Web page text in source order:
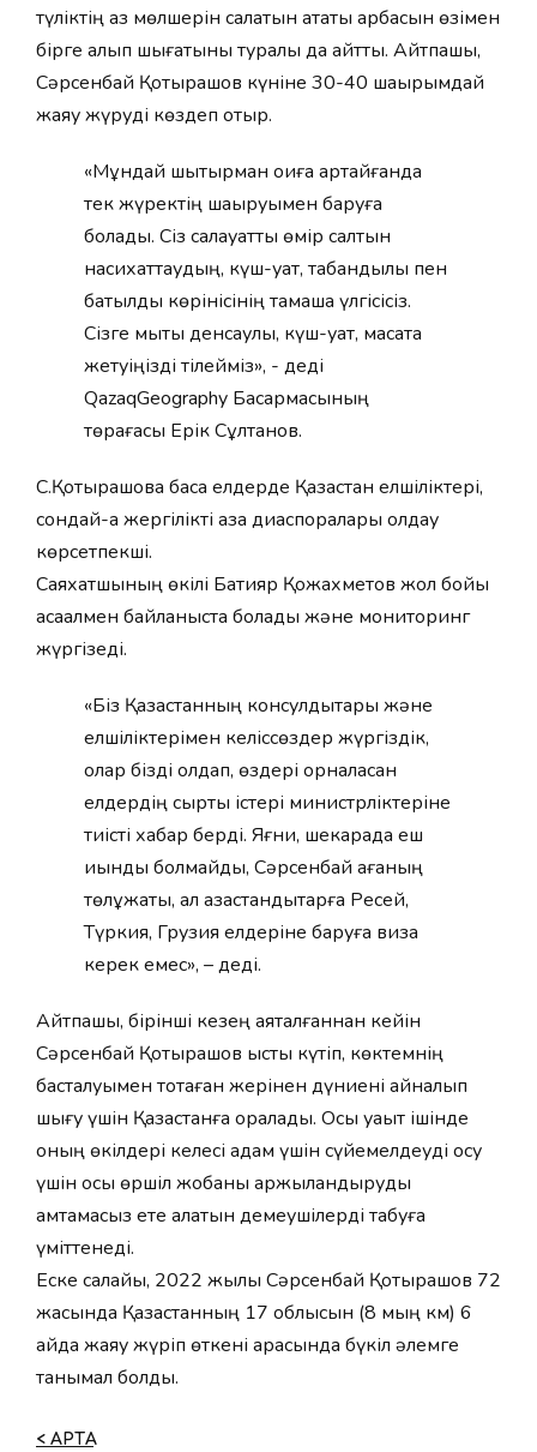
түліктің аз мөлшерін салатын атақты арбасын өзімен
бірге алып шығатыны туралы да айтты. Айтпақшы,
Сәрсенбай Қотырашов күніне 30-40 шақырымдай
жаяу жүруді көздеп отыр.
«Мұндай шытырман оқиға қартайғанда
тек жүректің шақыруымен баруға
болады. Сіз салауатты өмір салтын
насихаттаудың, күш-қуат, табандылық пен
батылдық көрінісінің тамаша үлгісісіз.
Сізге мықты денсаулық, күш-қуат, мақсатқа
жетуіңізді тілейміз», - деді
QazaqGeography Басқармасының
төрағасы Ерік Сұлтанов.
С.Қотырашовқа басқа елдерде Қазақстан елшіліктері,
сондай-ақ жергілікті қазақ диаспоралары қолдау
көрсетпекші.
Саяхатшының өкілі Бақтияр Қожахметов жол бойы
ақсақалмен байланыста болады және мониторинг
жүргізеді.
«Біз Қазақстанның консулдықтары және
елшіліктерімен келіссөздер жүргіздік,
олар бізді қолдап, өздері орналасқан
елдердің сыртқы істері министрліктеріне
тиісті хабар берді. Яғни, шекарада еш
қиындық болмайды, Сәрсенбай ағаның
төлқұжаты, ал қазақстандықтарға Ресей,
Түркия, Грузия елдеріне баруға виза
керек емес», – деді.
Айтпақшы, бірінші кезең аяқталғаннан кейін
Сәрсенбай Қотырашов қысты күтіп, көктемнің
басталуымен тоқтаған жерінен дүниені айналып
шығу үшін Қазақстанға оралады. Осы уақыт ішінде
оның өкілдері келесі қадам үшін сүйемелдеуді қосу
үшін осы өршіл жобаны қаржыландыруды
қамтамасыз ете алатын демеушілерді табуға
үміттенеді.
Еске салайық, 2022 жылы Сәрсенбай Қотырашов 72
жасында Қазақстанның 17 облысын (8 мың км) 6
айда жаяу жүріп өткені арқасында бүкіл әлемге
танымал болды.
< АРТҚА